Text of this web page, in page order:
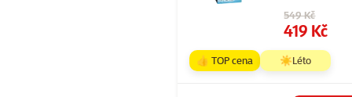
Původní cena
549 Kč
Cena
419 Kč
👍 TOP cena ☀️Léto